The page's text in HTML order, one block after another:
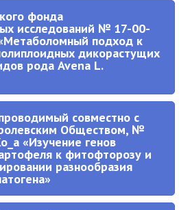
фонда
исследований № 17-00-
подход к
дикорастущих
рода Avena L.
совместно с
Обществом, №
«Изучение генов
к фитофторозу и
разнообразия